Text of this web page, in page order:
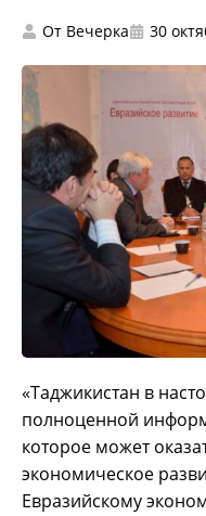
От Вечерка 30
«Таджикистан в
полноценной
которое может
экономическое
Евразийскому